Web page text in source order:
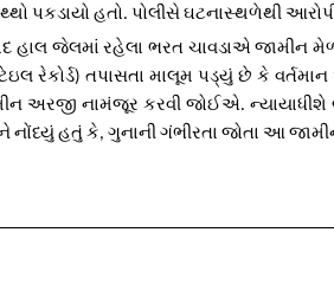
પકડાયો હતો. પોલીસેઘટનાસ્થળેથી
હાલ જેલમાં રહેલા ભરત ચાવડાએ જામીન
રેકોર્ડ)તપાસતા માલૂમ પડ્યું છે કે વર્તમાન
અરજી નામંજૂર કરવી જોઈએ.ન્યાયાધીશે
નોંધ્યુંહતુંકે, ગુનાનીગંભીરતા જોતા આ